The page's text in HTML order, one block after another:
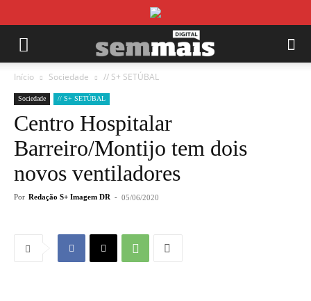
Início Sociedade // S+ SETÚBAL
Sociedade // S+ SETÚBAL
Centro Hospitalar
Barreiro/Montijo tem dois
novos ventiladores
Por Redação S+ Imagem DR - 05/06/2020